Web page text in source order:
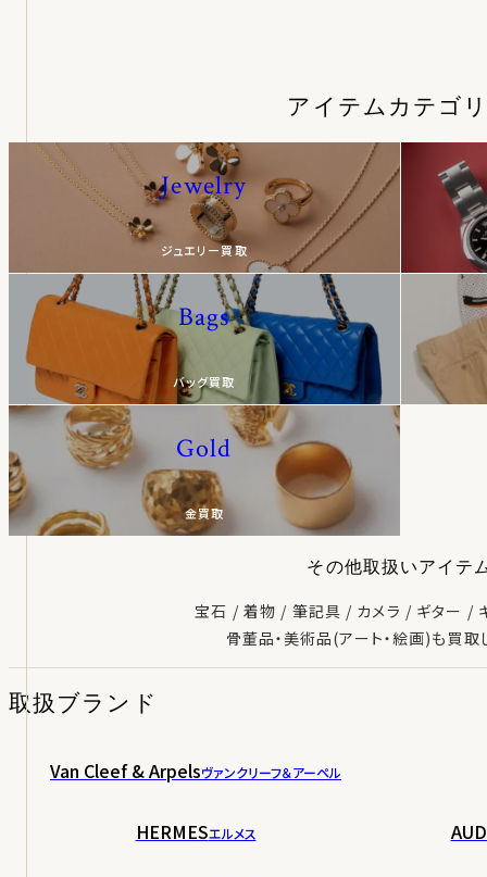
アイテムカテゴ
Jewelry
ジュエリー買取
Bags
バッグ買取
Gold
金買取
その他取扱いアイテ
宝石 着物 筆記具 カメラ ギター
骨董品・美術品(アート・絵画)も買取
取扱ブランド
Van Cleef & Arpelsヴァンクリーフ＆アーペル
HERMESエルメス